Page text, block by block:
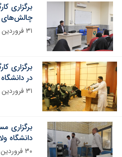
برگزاری
چالش‌های
۳۱ فروردین ۱۴۰۴
برگزاری
در
۳۱ فروردین ۱۴۰۴
برگزاری
دانشگاه
۳۰ فروردین ۱۴۰۴